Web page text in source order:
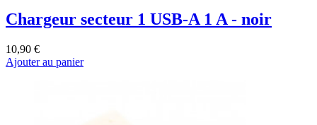
Chargeur secteur 1 USB-A 1 A - noir
10,90 €
Ajouter au panier